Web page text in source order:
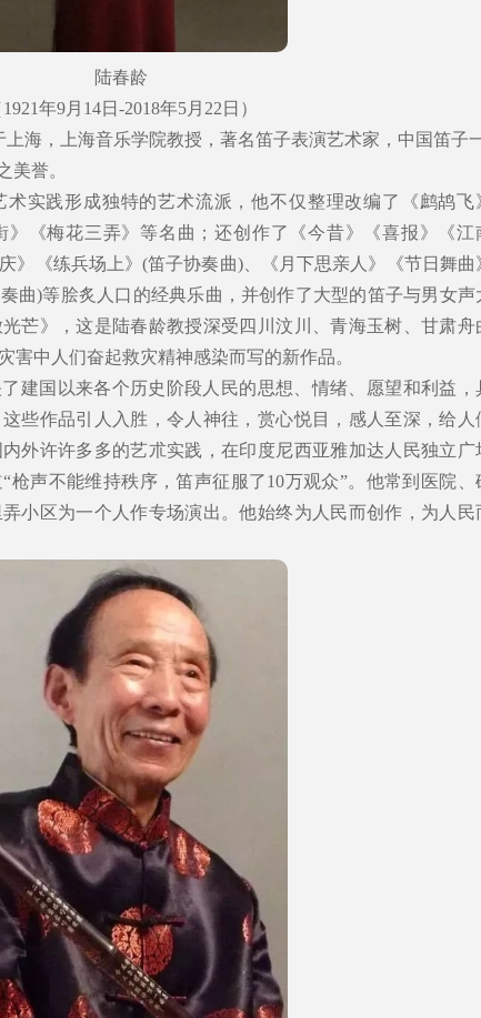
陆春龄
1921年9月14日-2018年5月22日）
上海，上海音乐学院教授，著名笛子表演艺术家，中国笛子
美誉。
术实践形成独特的艺术流派，他不仅整理改编了《鹧鸪飞
》《梅花三弄》等名曲；还创作了《今昔》《喜报》《江
》《练兵场上》(笛子协奏曲)、《月下思亲人》《节日舞曲
曲)等脍炙人口的经典乐曲，并创作了大型的笛子与男女声
芒》，这是陆春龄教授深受四川汶川、青海玉树、甘肃舟
害中人们奋起救灾精神感染而写的新作品。
建国以来各个历史阶段人民的思想、情绪、愿望和利益，
些作品引人入胜，令人神往，赏心悦目，感人至深，给人
外许许多多的艺朮实践，在印度尼西亚雅加达人民独立广
枪声不能维持秩序，笛声征服了10万观众”。他常到医院、
小区为一个人作专场演出。他始终为人民而创作，为人民